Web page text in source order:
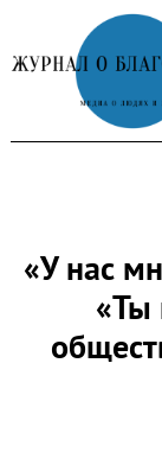
to
content
«У нас
«Ты